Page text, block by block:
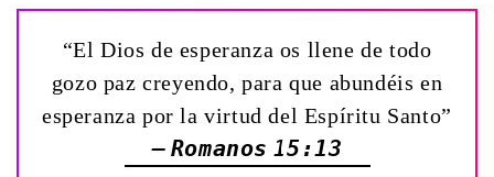
“El Dios de esperanza os llene de todo
gozo paz creyendo, para que abundéis en
esperanza por la virtud del Espíritu Santo”
— Romanos 15:13